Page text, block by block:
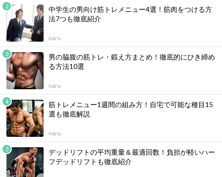
中学生の男向け筋トレメニュー4選！筋肉をつける方
法7つも徹底紹介
naru
男の脇腹の筋トレ・鍛え方まとめ！徹底的にひき締め
る方法10選
naru
筋トレメニュー1週間の組み方！自宅で可能な種目15
選も徹底解説
naru
デッドリフトの平均重量＆最適回数！負担が軽いハー
フデッドリフトも徹底紹介